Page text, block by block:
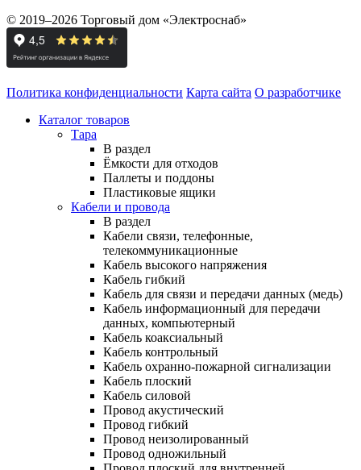
© 2019–2026 Торговый дом «Электроснаб»
Политика конфиденциальности Карта сайта О разработчике
Каталог товаров
Тара
В раздел
Ёмкости для отходов
Паллеты и поддоны
Пластиковые ящики
Кабели и провода
В раздел
Кабели связи, телефонные,
телекоммуникационные
Кабель высокого напряжения
Кабель гибкий
Кабель для связи и передачи данных (медь)
Кабель информационный для передачи
данных, компьютерный
Кабель коаксиальный
Кабель контрольный
Кабель охранно-пожарной сигнализации
Кабель плоский
Кабель силовой
Провод акустический
Провод гибкий
Провод неизолированный
Провод одножильный